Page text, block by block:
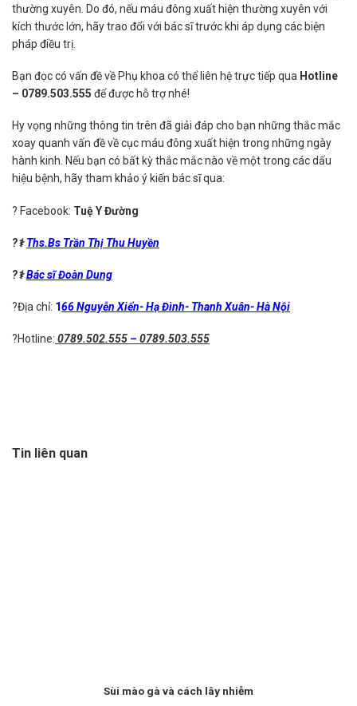
thường xuyên. Do đó, nếu máu đông xuất hiện thường xuyên với
kích thước lớn, hãy trao đổi với bác sĩ trước khi áp dụng các biện
pháp điều trị.
Bạn đọc có vấn đề về Phụ khoa có thể liên hệ trực tiếp qua Hotline
– 0789.503.555 để được hỗ trợ nhé!
Hy vọng những thông tin trên đã giải đáp cho bạn những thắc mắc
xoay quanh vấn đề về cục máu đông xuất hiện trong những ngày
hành kinh. Nếu bạn có bất kỳ thắc mắc nào về một trong các dấu
hiệu bệnh, hãy tham khảo ý kiến bác sĩ qua:
? Facebook: Tuệ Y Đường
?⚕️ Ths.Bs Trần Thị Thu Huyền
?⚕️Bác sĩĐoàn Dung
?Địa chỉ: 166 Nguyễn Xiển- Hạ Đình- Thanh Xuân- Hà Nội
?Hotline: 0789.502.555 –0789.503.555
Tin liên quan
Sùi mào gà và cách lây nhiễm